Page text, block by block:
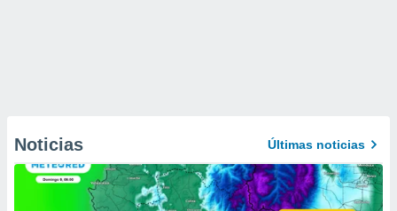
Noticias Últimas noticias